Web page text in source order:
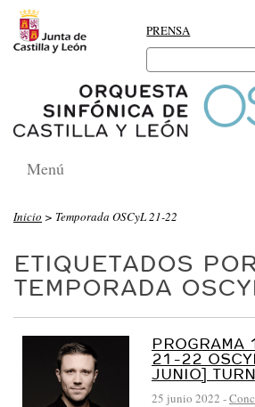
PRENSA
Search
for:
Menú
Inicio > Temporada OSCyL 21-22
ETIQUETADOS
TEMPORADA
PROGRAMA
21-22
JUNIO]
25 junio 2022 -